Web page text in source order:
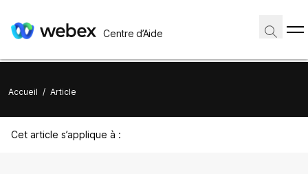
Centre d’Aide
Accueil / Article
Cet article s’applique à :